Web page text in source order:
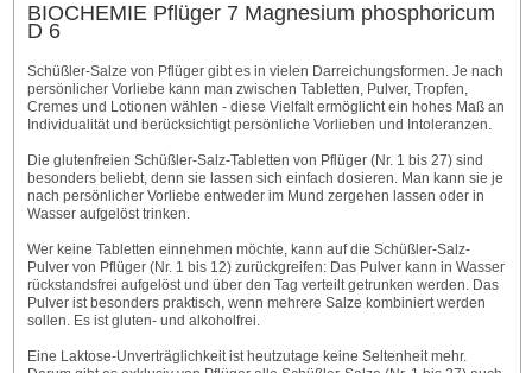
BIOCHEMIE Pflüger 7 Magnesium phosphoricum
D 6
Schüßler-Salze von Pflüger gibt es in vielen Darreichungsformen. Je nach
persönlicher Vorliebe kann man zwischen Tabletten, Pulver, Tropfen,
Cremes und Lotionen wählen - diese Vielfalt ermöglicht ein hohes Maß an
Individualität und berücksichtigt persönliche Vorlieben und Intoleranzen.
Die glutenfreien Schüßler-Salz-Tabletten von Pflüger (Nr. 1 bis 27) sind
besonders beliebt, denn sie lassen sich einfach dosieren. Man kann sie je
nach persönlicher Vorliebe entweder im Mund zergehen lassen oder in
Wasser aufgelöst trinken.
Wer keine Tabletten einnehmen möchte, kann auf die Schüßler-Salz-
Pulver von Pflüger (Nr. 1 bis 12) zurückgreifen: Das Pulver kann in Wasser
rückstandsfrei aufgelöst und über den Tag verteilt getrunken werden. Das
Pulver ist besonders praktisch, wenn mehrere Salze kombiniert werden
sollen. Es ist gluten- und alkoholfrei.
Eine Laktose-Unverträglichkeit ist heutzutage keine Seltenheit mehr.